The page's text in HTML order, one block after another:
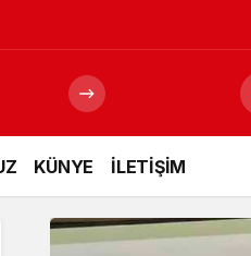
KÜNYE İLETİŞİM